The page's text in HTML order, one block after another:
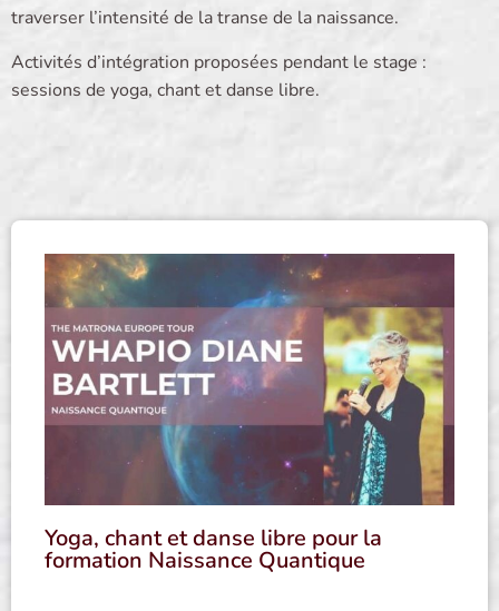
traverser l’intensité de la transe de la naissance.
Activités d’intégration proposées pendant le stage :
sessions de yoga, chant et danse libre.
Yoga, chant et danse libre pour la
formation Naissance Quantique